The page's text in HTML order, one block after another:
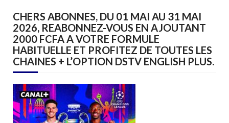
CHERS ABONNES, DU 01 MAI AU 31 MAI
2026, REABONNEZ-VOUS EN AJOUTANT
2000 FCFA A VOTRE FORMULE
HABITUELLE ET PROFITEZ DE TOUTES LES
CHAINES + L’OPTION DSTV ENGLISH PLUS.